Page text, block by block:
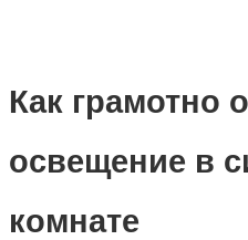
Как грамотно
освещение в
комнате